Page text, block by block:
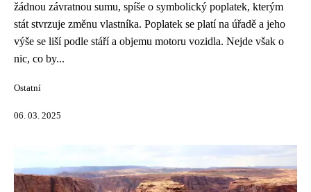
žádnou závratnou sumu, spíše o symbolický poplatek, kterým
stát stvrzuje změnu vlastníka. Poplatek se platí na úřadě a jeho
výše se liší podle stáří a objemu motoru vozidla. Nejde však o
nic, co by...
Ostatní
06. 03. 2025